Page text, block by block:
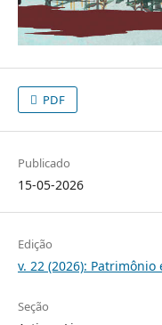
PDF
Publicado
15-05-2026
Edição
v. 22 (2026): Patrimônio
Seção